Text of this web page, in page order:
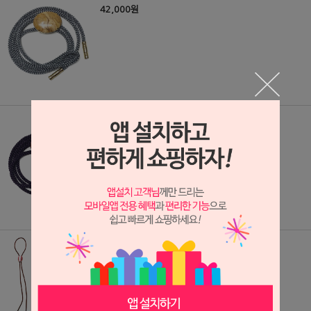
42,000원
42,000원
(LPT0377) 캣츠아이 루프타이
39,000원